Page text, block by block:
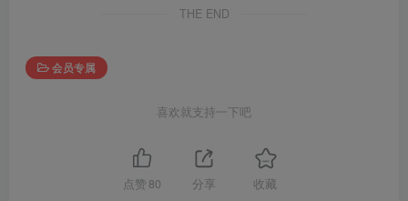
THE END
会员专属
喜欢就支持一下吧
点赞 80 分享 收藏